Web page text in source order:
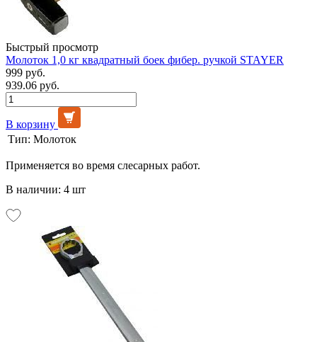
Быстрый просмотр
Молоток 1,0 кг квадратный боек фибер. ручкой STAYER
999 руб.
939.06 руб.
В корзину
Тип: Молоток
Применяется во время слесарных работ.
В наличии: 4 шт